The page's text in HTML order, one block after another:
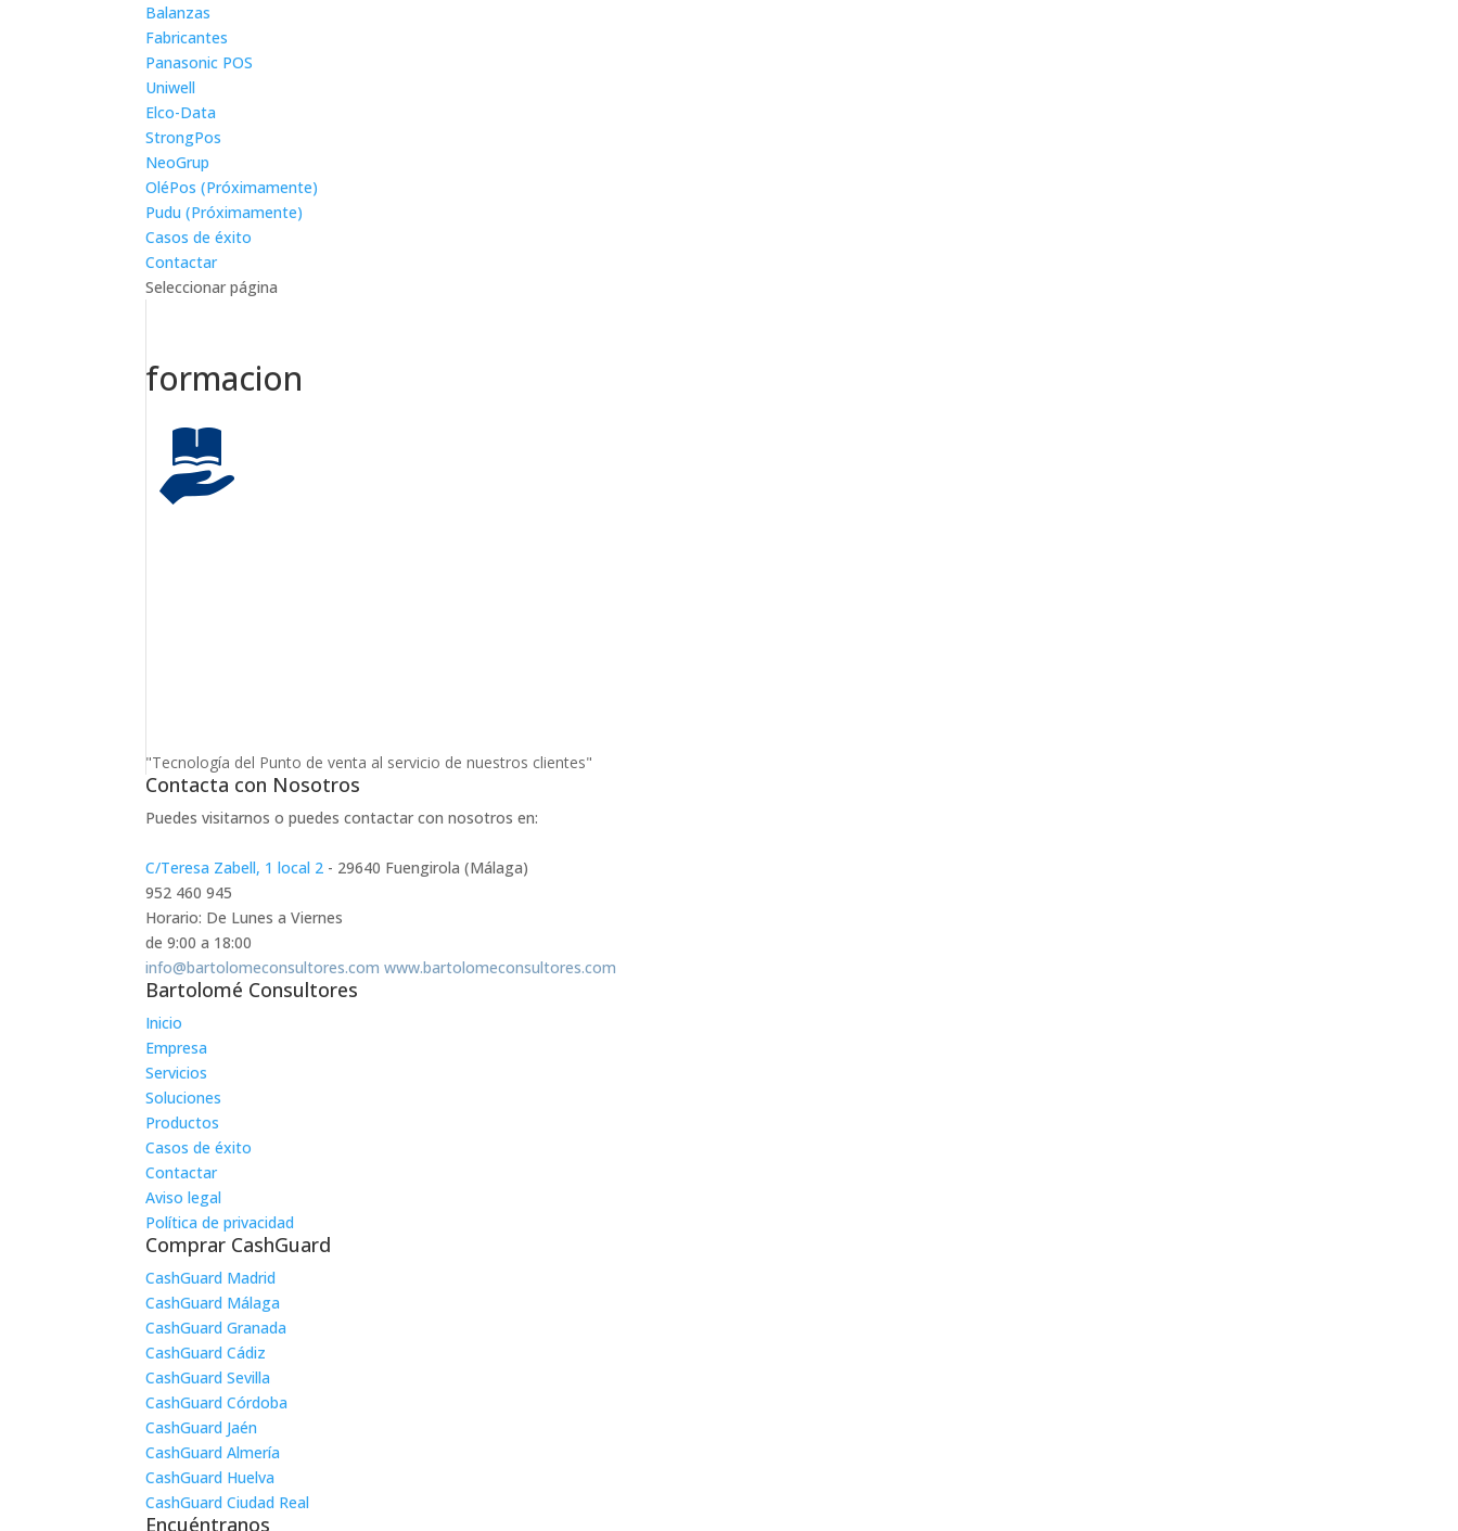
Balanzas
Fabricantes
Panasonic POS
Uniwell
Elco-Data
StrongPos
NeoGrup
OléPos (Próximamente)
Pudu (Próximamente)
Casos de éxito
Contactar
Seleccionar página
formacion
"Tecnología del Punto de venta al servicio de nuestros clientes"
Contacta con Nosotros
Puedes visitarnos o puedes contactar con nosotros en:
C/Teresa Zabell, 1 local 2 - 29640 Fuengirola (Málaga)
952 460 945
Horario: De Lunes a Viernes
de 9:00 a 18:00
info@bartolomeconsultores.com www.bartolomeconsultores.com
Bartolomé Consultores
Inicio
Empresa
Servicios
Soluciones
Productos
Casos de éxito
Contactar
Aviso legal
Política de privacidad
Comprar CashGuard
CashGuard Madrid
CashGuard Málaga
CashGuard Granada
CashGuard Cádiz
CashGuard Sevilla
CashGuard Córdoba
CashGuard Jaén
CashGuard Almería
CashGuard Huelva
CashGuard Ciudad Real
Encuéntranos